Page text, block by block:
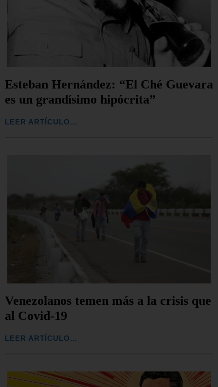
Esteban Hernández: “El Ché Guevara
es un grandísimo hipócrita”
LEER ARTÍCULO...
Venezolanos temen más a la crisis que
al Covid-19
LEER ARTÍCULO...